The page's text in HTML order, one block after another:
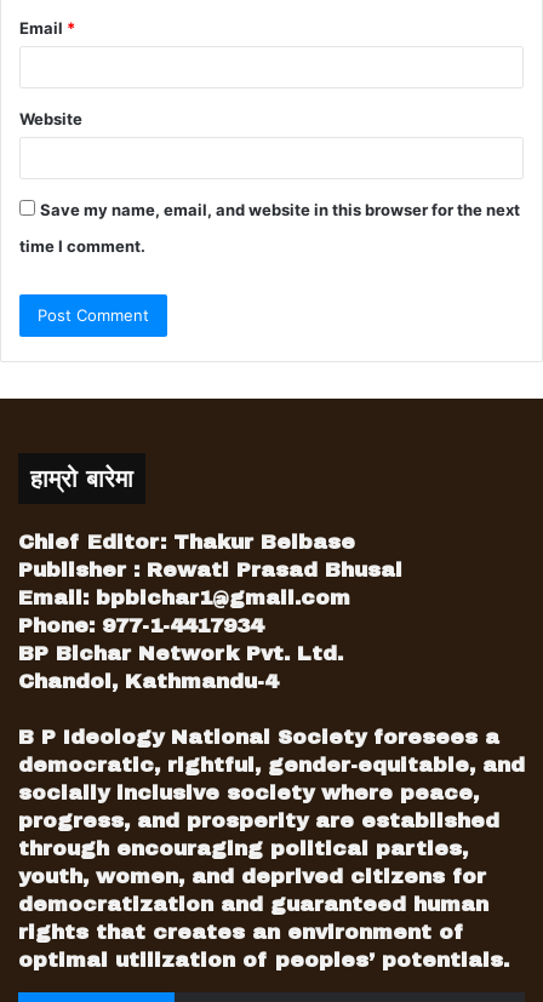
Email *
Website
Save my name, email, and website in this browser for the next
time I comment.
हाम्रो बारेमा
Chief Editor: Thakur Belbase
Publisher : Rewati Prasad Bhusal
Email: bpbichar1@gmail.com
Phone: 977-1-4417934
BP Bichar Network Pvt. Ltd.
Chandol, Kathmandu-4
B P Ideology National Society foresees a
democratic, rightful, gender-equitable, and
socially inclusive society where peace,
progress, and prosperity are established
through encouraging political parties,
youth, women, and deprived citizens for
democratization and guaranteed human
rights that creates an environment of
optimal utilization of peoples’ potentials.